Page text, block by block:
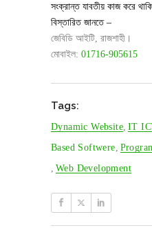
সংক্রান্ত যাবতীয় কাজ করে
বিস্তারিত জানতে –
জেবিডি আইটি, রাজশাহী।
মোবাইল: 01716-905615
Tags:
Dynamic Website IT
Based Softwere
Web Development